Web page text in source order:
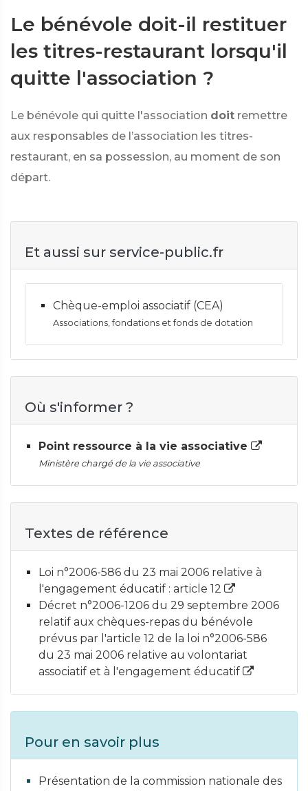
Le bénévole doit-il restituer
les titres-restaurant lorsqu'il
quitte l'association ?
Le bénévole qui quitte l'association doit remettre
aux responsables de l’association les titres-
restaurant, en sa possession, au moment de son
départ.
Et aussi sur service-public.fr
Chèque-emploi associatif (CEA)
Associations, fondations et fonds de dotation
Où s'informer ?
Point ressource à la vie associative
Ministère chargé de la vie associative
Textes de référence
Loi n°2006-586 du 23 mai 2006 relative à
l'engagement éducatif : article 12
Décret n°2006-1206 du 29 septembre 2006
relatif aux chèques-repas du bénévole
prévus par l'article 12 de la loi n°2006-586
du 23 mai 2006 relative au volontariat
associatif et à l'engagement éducatif
Pour en savoir plus
Présentation de la commission nationale des